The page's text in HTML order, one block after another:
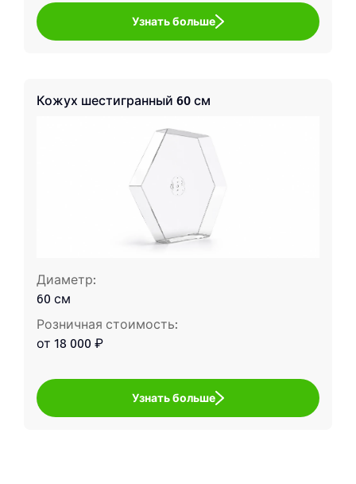
Узнать больше
Кожух шестигранный 60 см
Диаметр:
60 см
Розничная стоимость:
от 18 000 ₽
Узнать больше